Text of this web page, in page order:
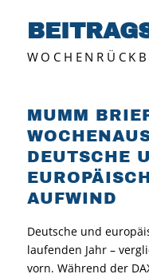
MUMM
DEUTSCHE
AUFWIND
Deutsche und
laufenden Jahr –
vorn. Während der